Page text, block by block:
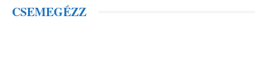
CSEMEGÉZZ